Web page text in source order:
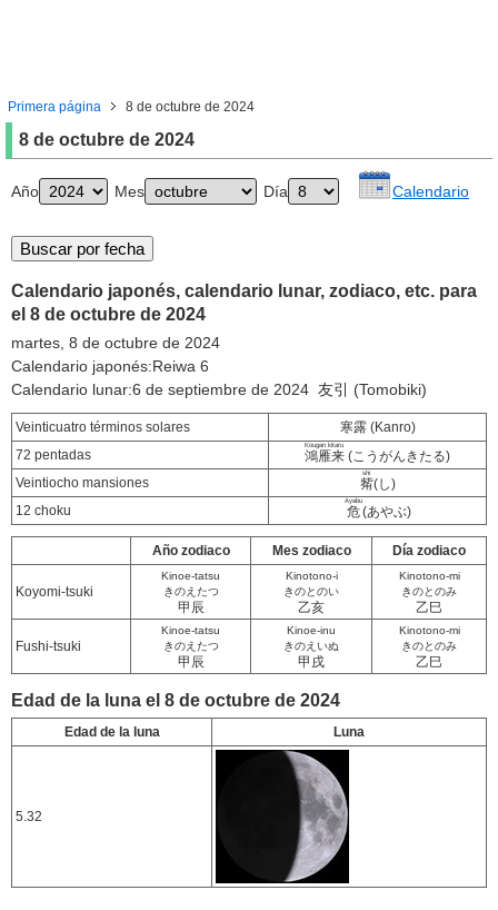
Primera página 8 de octubre de 2024
8 de octubre de 2024
Año Mes Día Calendario
Calendario japonés, calendario lunar, zodiaco, etc. para
el 8 de octubre de 2024
martes, 8 de octubre de 2024
Calendario japonés:Reiwa 6
Calendario lunar:6 de septiembre de 2024 友引 (Tomobiki)
Veinticuatro términos solares
寒露 (Kanro)
72 pentadas
鴻雁来
Kougan kitaru
(こうがんきたる)
Veintiocho mansiones
觜
shi
(し)
12 choku
危
Ayabu
(あやぶ)
Año zodiaco Mes zodiaco Día zodiaco
Koyomi-tsuki
Kinoe-tatsu
きのえたつ
甲辰
Kinotono-i
きのとのい
乙亥
Kinotono-mi
きのとのみ
乙巳
Fushi-tsuki
Kinoe-tatsu
きのえたつ
甲辰
Kinoe-inu
きのえいぬ
甲戌
Kinotono-mi
きのとのみ
乙巳
Edad de la luna el 8 de octubre de 2024
Edad de la luna Luna
5.32